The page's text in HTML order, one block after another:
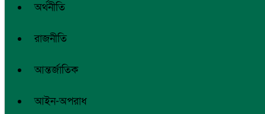
অর্থনীতি
রাজনীতি
আন্তর্জাতিক
আইন-অপরাধ